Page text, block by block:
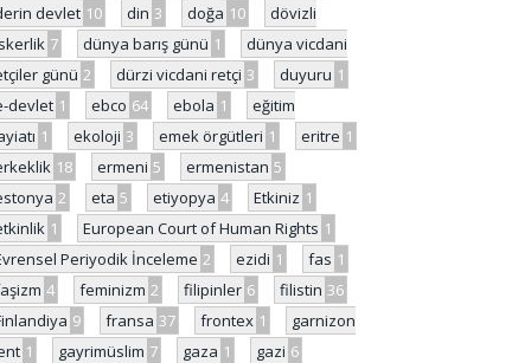
devlet 10 din 3 doğa 10
dövizli
7 dünya barış günü 1
dünya vicdani
günü 2 dürzi vicdani retçi 3 duyuru 1
devlet 1 ebco 64 ebola 1
eğitim
1 ekoloji 3 emek örgütleri 1 eritre 1
18 ermeni 5 ermenistan 5
2 eta 5 etiyopya 4 Etkiniz 1
1 European Court of Human Rights 1
Periyodik İnceleme 2 ezidi 1 fas 1
4 feminizm 2 filipinler 6 filistin 36
9 fransa 37 frontex 1
garnizon
1 gayrimüslim 7 gaza 1 gazi 6